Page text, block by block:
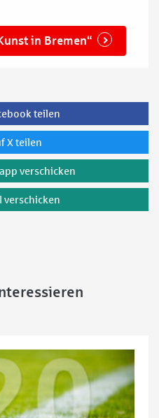
in Bremen“
teilen
X teilen
verschicken
verschicken